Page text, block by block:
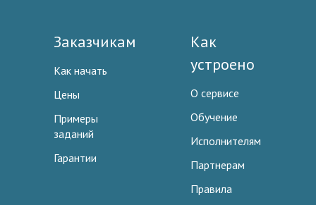
Заказчикам
Как начать
Цены
Примеры
заданий
Гарантии
Как
устроено
О сервисе
Обучение
Исполнителям
Партнерам
Правила